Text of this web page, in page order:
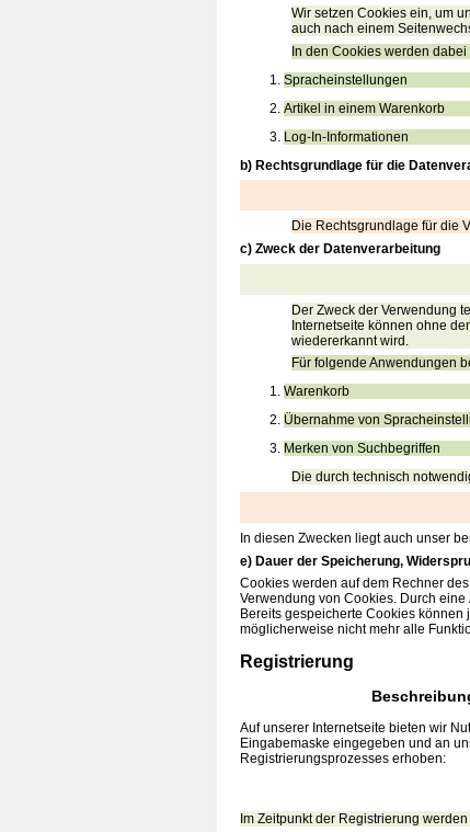
Wir setzen Cookies ein, um
auch nach einem
In den Cookies werden
Spracheinstellungen
Artikel in einem Warenkorb
Log-In-Informationen
b) Rechtsgrundlage für die
Die Rechtsgrundlage für die
c) Zweck der Datenverarbeitung
Der Zweck der Verwendung
Internetseite können ohne
wiedererkannt wird.
Für folgende Anwendungen
Warenkorb
Übernahme von
Merken von Suchbegriffen
Die durch technisch
In diesen Zwecken liegt auch unser
e) Dauer der Speicherung,
Cookies werden auf dem Rechner
Verwendung von Cookies. Durch
Bereits gespeicherte Cookies
möglicherweise nicht mehr alle
Registrierung
Auf unserer Internetseite bieten wir
Eingabemaske eingegeben und an
Registrierungsprozesses erhoben:
Im Zeitpunkt der Registrierung